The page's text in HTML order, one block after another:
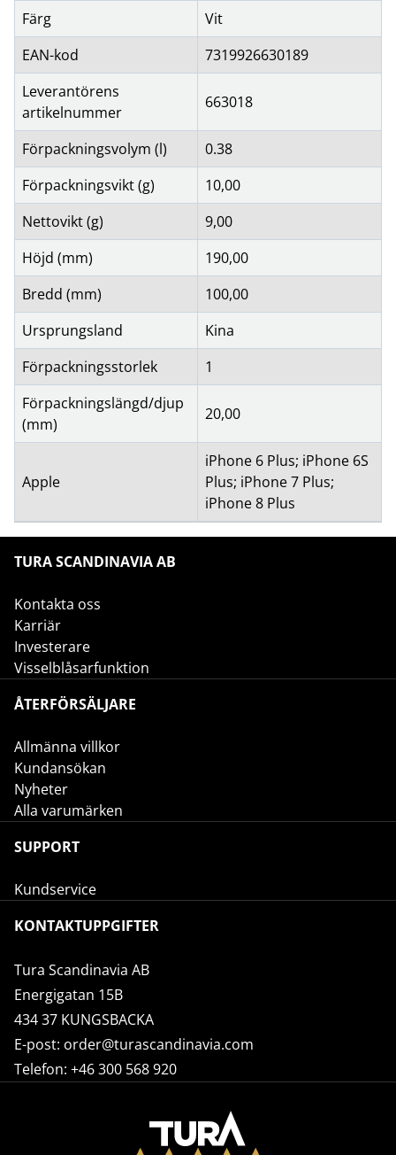
Färg
Vit
EAN-kod
7319926630189
Leverantörens
artikelnummer
663018
Förpackningsvolym (l)
0.38
Förpackningsvikt (g)
10,00
Nettovikt (g)
9,00
Höjd (mm)
190,00
Bredd (mm)
100,00
Ursprungsland
Kina
Förpackningsstorlek
1
Förpackningslängd/djup
(mm)
20,00
Apple
iPhone 6 Plus; iPhone 6S
Plus; iPhone 7 Plus;
iPhone 8 Plus
TURA SCANDINAVIA AB
Kontakta oss
Karriär
Investerare
Visselblåsarfunktion
ÅTERFÖRSÄLJARE
Allmänna villkor
Kundansökan
Nyheter
Alla varumärken
SUPPORT
Kundservice
KONTAKTUPPGIFTER
Tura Scandinavia AB
Energigatan 15B
434 37 KUNGSBACKA
E-post: order@turascandinavia.com
Telefon: +46 300 568 920